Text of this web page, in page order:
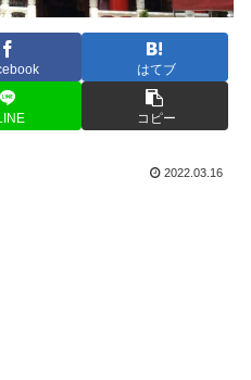
はてブ
コピー
2022.03.16